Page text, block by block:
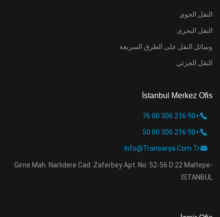
النقل الجوي
النقل البحرى
وسائل النقل على الطرق السريعة
النقل الجزئي
İstanbul Merkez Ofis
+90 216 306 00 76
+90 216 306 00 50
Info@transarya.com.tr
Girne Mah. Narlıdere Cad. Zaferbey Apt. No: 52-56 D:22 Maltepe-
İSTANBUL